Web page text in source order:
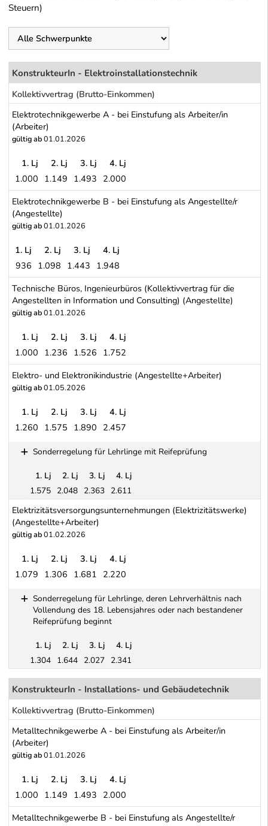
Steuern)
KonstrukteurIn - Elektroinstallationstechnik
Kollektivvertrag (Brutto-Einkommen)
Elektrotechnikgewerbe A - bei Einstufung als Arbeiter/in
(Arbeiter)
gültig ab01.01.2026
Elektrotechnikgewerbe A - bei Einstufung als Arbeiter/in (Arbeiter)
1. Lj 2. Lj 3. Lj
4. Lj
1.000 1.149 1.493 2.000
Elektrotechnikgewerbe B - bei Einstufung als Angestellte/r
(Angestellte)
gültig ab01.01.2026
Elektrotechnikgewerbe B - bei Einstufung als Angestellte/r
1. Lj 2. Lj 3. Lj
4. Lj
936 1.098 1.443 1.948
Technische Büros, Ingenieurbüros (Kollektivvertrag für die
Angestellten in Information und Consulting) (Angestellte)
gültig ab01.01.2026
Technische Büros, Ingenieurbüros (Kollektivvertrag für die
1. Lj 2. Lj 3. Lj
4. Lj
1.000 1.236 1.526 1.752
Elektro- und Elektronikindustrie (Angestellte+Arbeiter)
gültig ab01.05.2026
1. Lj 2. Lj 3. Lj
4. Lj
1.260 1.575 1.890 2.457
Sonderregelung für Lehrlinge mit Reifeprüfung
Sonderregelung für Lehrlinge mit Reifeprüfung
1. Lj 2. Lj 3. Lj
4. Lj
1.575 2.048 2.363 2.611
Elektrizitätsversorgungsunternehmungen (Elektrizitätswerke)
(Angestellte+Arbeiter)
gültig ab01.02.2026
1. Lj 2. Lj 3. Lj
4. Lj
1.079 1.306 1.681 2.220
Sonderregelung für Lehrlinge, deren Lehrverhältnis nach
Vollendung des 18. Lebensjahres oder nach bestandener
Reifeprüfung beginnt
1. Lj 2. Lj 3. Lj
4. Lj
1.304 1.644 2.027 2.341
KonstrukteurIn - Installations- und Gebäudetechnik
Kollektivvertrag (Brutto-Einkommen)
Metalltechnikgewerbe A - bei Einstufung als Arbeiter/in
(Arbeiter)
gültig ab01.01.2026
Metalltechnikgewerbe A - bei Einstufung als Arbeiter/in (Arbeiter)
1. Lj 2. Lj 3. Lj
4. Lj
1.000 1.149 1.493 2.000
Metalltechnikgewerbe B - bei Einstufung als Angestellte/r